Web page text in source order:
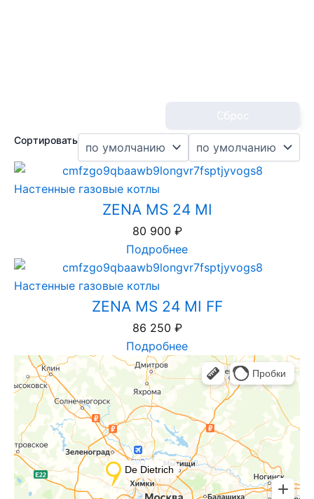
Сортировать
Настенные газовые котлы
ZENA MS 24 MI
80 900 ₽
Подробнее
Настенные газовые котлы
ZENA MS 24 MI FF
86 250 ₽
Подробнее